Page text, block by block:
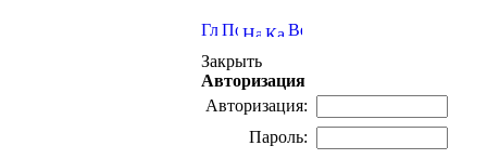
Закрыть
Авторизация
Авторизация:
Пароль: